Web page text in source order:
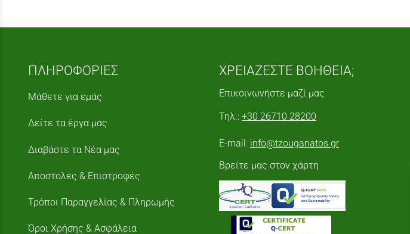
ΠΛΗΡΟΦΟΡΙΕΣ
Μάθετε για εμάς
Δείτε τα έργα μας
Διαβάστε τα Νέα μας
Αποστολές & Επιστροφές
Τρόποι Παραγγελίας & Πληρωμής
Όροι Χρήσης & Ασφάλεια
ΧΡΕΙΑΖΕΣΤΕ ΒΟΗΘΕΙΑ;
Επικοινωνήστε μαζί μας
Τηλ.: +30 26710 28200
E-mail: info@tzouganatos.gr
Βρείτε μας στον χάρτη